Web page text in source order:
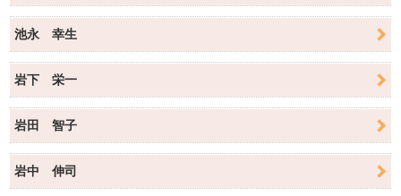
池永 幸生
岩下 栄一
岩田 智子
岩中 伸司